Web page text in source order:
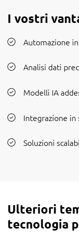
I vostri
Automazione
Analisi dati
Modelli IA
Integrazione
Soluzioni
Ulteriori
tecnologia